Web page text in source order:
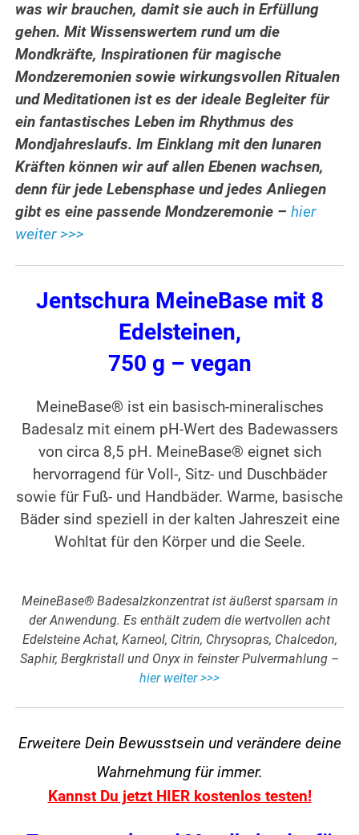
was wir brauchen, damit sie auch in Erfüllung
gehen. Mit Wissenswertem rund um die
Mondkräfte, Inspirationen für magische
Mondzeremonien sowie wirkungsvollen Ritualen
und Meditationen ist es der ideale Begleiter für
ein fantastisches Leben im Rhythmus des
Mondjahreslaufs. Im Einklang mit den lunaren
Kräften können wir auf allen Ebenen wachsen,
denn für jede Lebensphase und jedes Anliegen
gibt es eine passende Mondzeremonie –hier
weiter >>>
Jentschura MeineBase mit 8
Edelsteinen,
750 g – vegan
MeineBase® ist ein basisch-mineralisches
Badesalz mit einem pH-Wert des Badewassers
von circa 8,5 pH. Meine­Base® eignet sich
hervorragend für Voll-, Sitz- und Duschbäder
sowie für Fuß- und Handbäder. Warme, basische
Bäder sind speziell in der kalten Jahreszeit eine
Wohltat für den Körper und die Seele.
MeineBase® Badesalzkonzentrat ist äußerst sparsam in
der Anwendung. Es enthält zudem die wertvollen acht
Edelsteine Achat, Karneol, Citrin, Chrysopras, Chalcedon,
Saphir, Bergkristall und Onyx in feinster Pulvermahlung –
hier weiter >>>
Erweitere Dein Bewusstsein und verändere deine
Wahrnehmung für immer.
Kannst Du jetzt HIER kostenlos testen!